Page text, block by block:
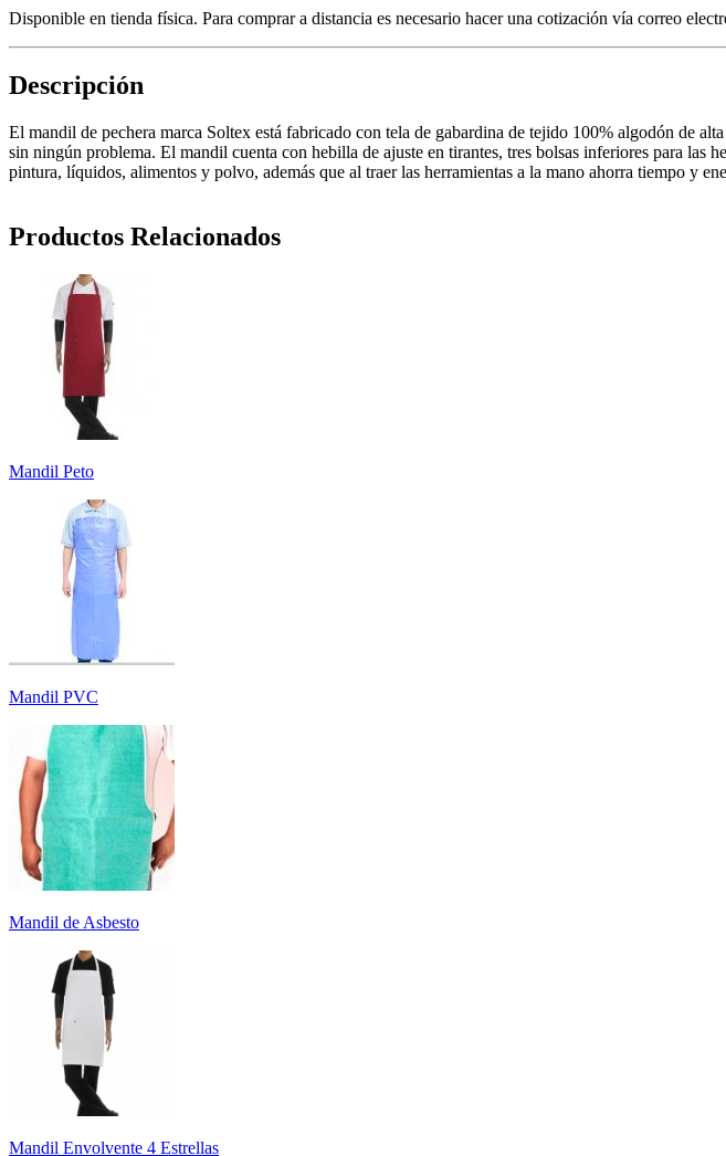
Disponible en tienda física. Para comprar a distancia es necesario hacer una cotización vía correo
Descripción
El mandil de pechera marca Soltex está fabricado con tela de gabardina de tejido 100% algodón de
sin ningún problema. El mandil cuenta con hebilla de ajuste en tirantes, tres bolsas inferiores para las
pintura, líquidos, alimentos y polvo, además que al traer las herramientas a la mano ahorra tiempo y
Productos Relacionados
Mandil Peto
Mandil PVC
Mandil de Asbesto
Mandil Envolvente 4 Estrellas